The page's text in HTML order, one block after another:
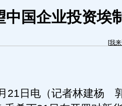
中国企业投资埃
[我
日电（记者林建杨